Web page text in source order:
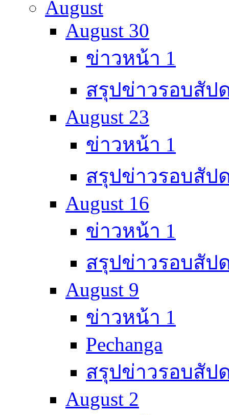
August
August 30
ข่าวหน้า 1
สรุปข่าวรอบสัป
August 23
ข่าวหน้า 1
สรุปข่าวรอบสัป
August 16
ข่าวหน้า 1
สรุปข่าวรอบสัป
August 9
ข่าวหน้า 1
Pechanga
สรุปข่าวรอบสัป
August 2